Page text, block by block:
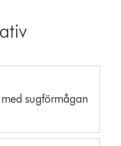
sugförmågan